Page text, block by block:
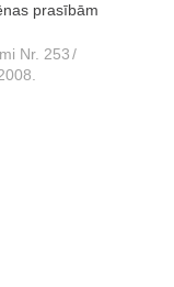
prasībām
Nr. 253/